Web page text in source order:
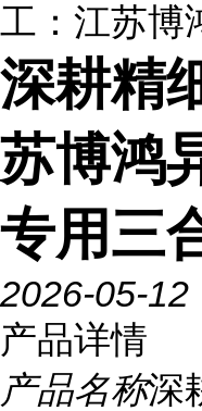
工：江苏博
深耕精
苏博鸿
专用三
2026-05-12
产品详情
产品名称深